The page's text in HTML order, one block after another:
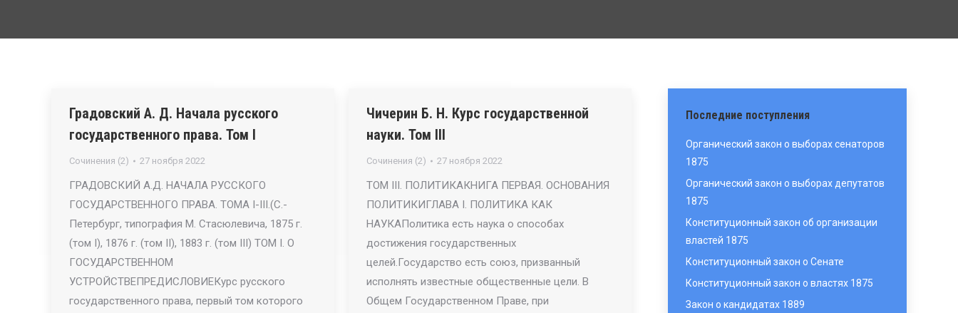
Градовский А. Д. Начала русского
государственного права. Том I
Сочинения (2) 27 ноября 2022
ГРАДОВСКИЙ А.Д. НАЧАЛА РУССКОГО
ГОСУДАРСТВЕННОГО ПРАВА. ТОМА I-III.(С.-
Петербург, типография М. Стасюлевича, 1875 г.
(том I), 1876 г. (том II), 1883 г. (том III) ТОМ I. О
ГОСУДАРСТВЕННОМ
УСТРОЙСТВЕПРЕДИСЛОВИЕКурс русского
государственного права, первый том которого
Чичерин Б. Н. Курс государственной
науки. Том III
Сочинения (2) 27 ноября 2022
ТОМ III. ПОЛИТИКАКНИГА ПЕРВАЯ. ОСНОВАНИЯ
ПОЛИТИКИГЛАВА I. ПОЛИТИКА КАК
НАУКАПолитика есть наука о способах
достижения государственных
целей.Государство есть союз, призванный
исполнять известные общественные цели. В
Общем Государственном Праве, при
Последние поступления
Органический закон о выборах сенаторов
1875
Органический закон о выборах депутатов
1875
Конституционный закон об организации
властей 1875
Конституционный закон о Сенате
Конституционный закон о властях 1875
Закон о кандидатах 1889